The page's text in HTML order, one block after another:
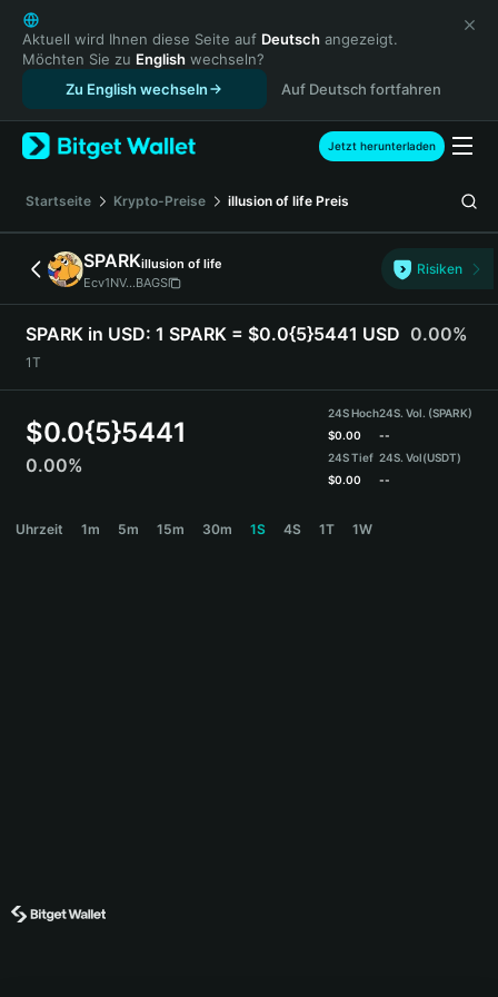
English
日本語
Tiếng Việt
Русский
Español (Latinoamérica)
Türkçe
Français
Deutsch
简体中文
繁體中文
Português (Portugal)
Bahasa Indonesia
ภาษาไทย
हिन्दी
Español
Português (Brasil)
Aktuell wird Ihnen diese Seite auf Deutsch angezeigt.
Möchten Sie zu English wechseln?
Zu English wechseln
Auf Deutsch fortfahren
Jetzt herunterladen
Startseite Krypto-Preise illusion of life Preis
SPARKillusion of life
Ecv1NV...BAGS
Risiken
SPARK in USD: 1 SPARK = $0.0{5}5441 USD 0.00%
1T
$0.0{5}5441
0.00%
24S Hoch
$0.00
24S Tief
$0.00
24S. Vol. (SPARK)
--
24S. Vol(USDT)
--
Uhrzeit 1m 5m 15m 30m 1S 4S 1T 1W